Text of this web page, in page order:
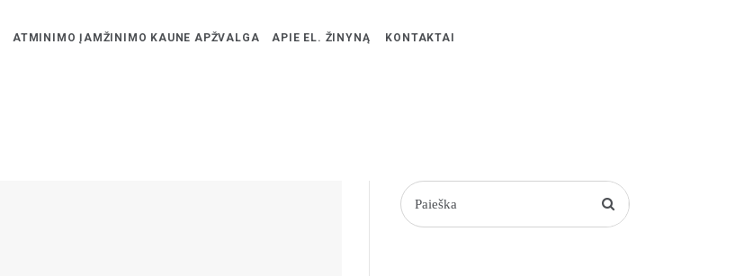
ATMINIMO ĮAMŽINIMO KAUNE APŽVALGA APIE EL. ŽINYNĄ KONTAKTAI